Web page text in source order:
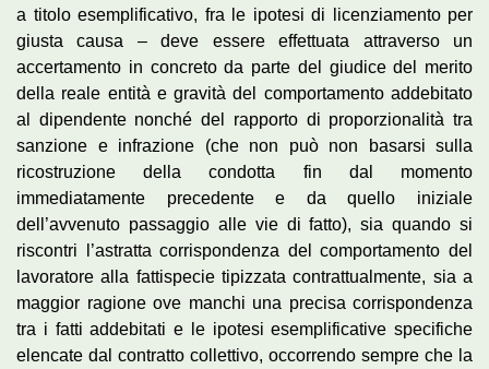
a titolo esemplificativo, fra le ipotesi di licenziamento per
giusta causa – deve essere effettuata attraverso un
accertamento in concreto da parte del giudice del merito
della reale entità e gravità del comportamento addebitato
al dipendente nonché del rapporto di proporzionalità tra
sanzione e infrazione (che non può non basarsi sulla
ricostruzione della condotta fin dal momento
immediatamente precedente e da quello iniziale
dell’avvenuto passaggio alle vie di fatto), sia quando si
riscontri l’astratta corrispondenza del comportamento del
lavoratore alla fattispecie tipizzata contrattualmente, sia a
maggior ragione ove manchi una precisa corrispondenza
tra i fatti addebitati e le ipotesi esemplificative specifiche
elencate dal contratto collettivo, occorrendo sempre che la